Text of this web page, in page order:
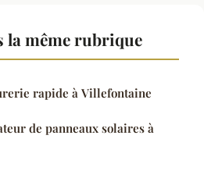
même rubrique
rapide à Villefontaine
de panneaux solaires à